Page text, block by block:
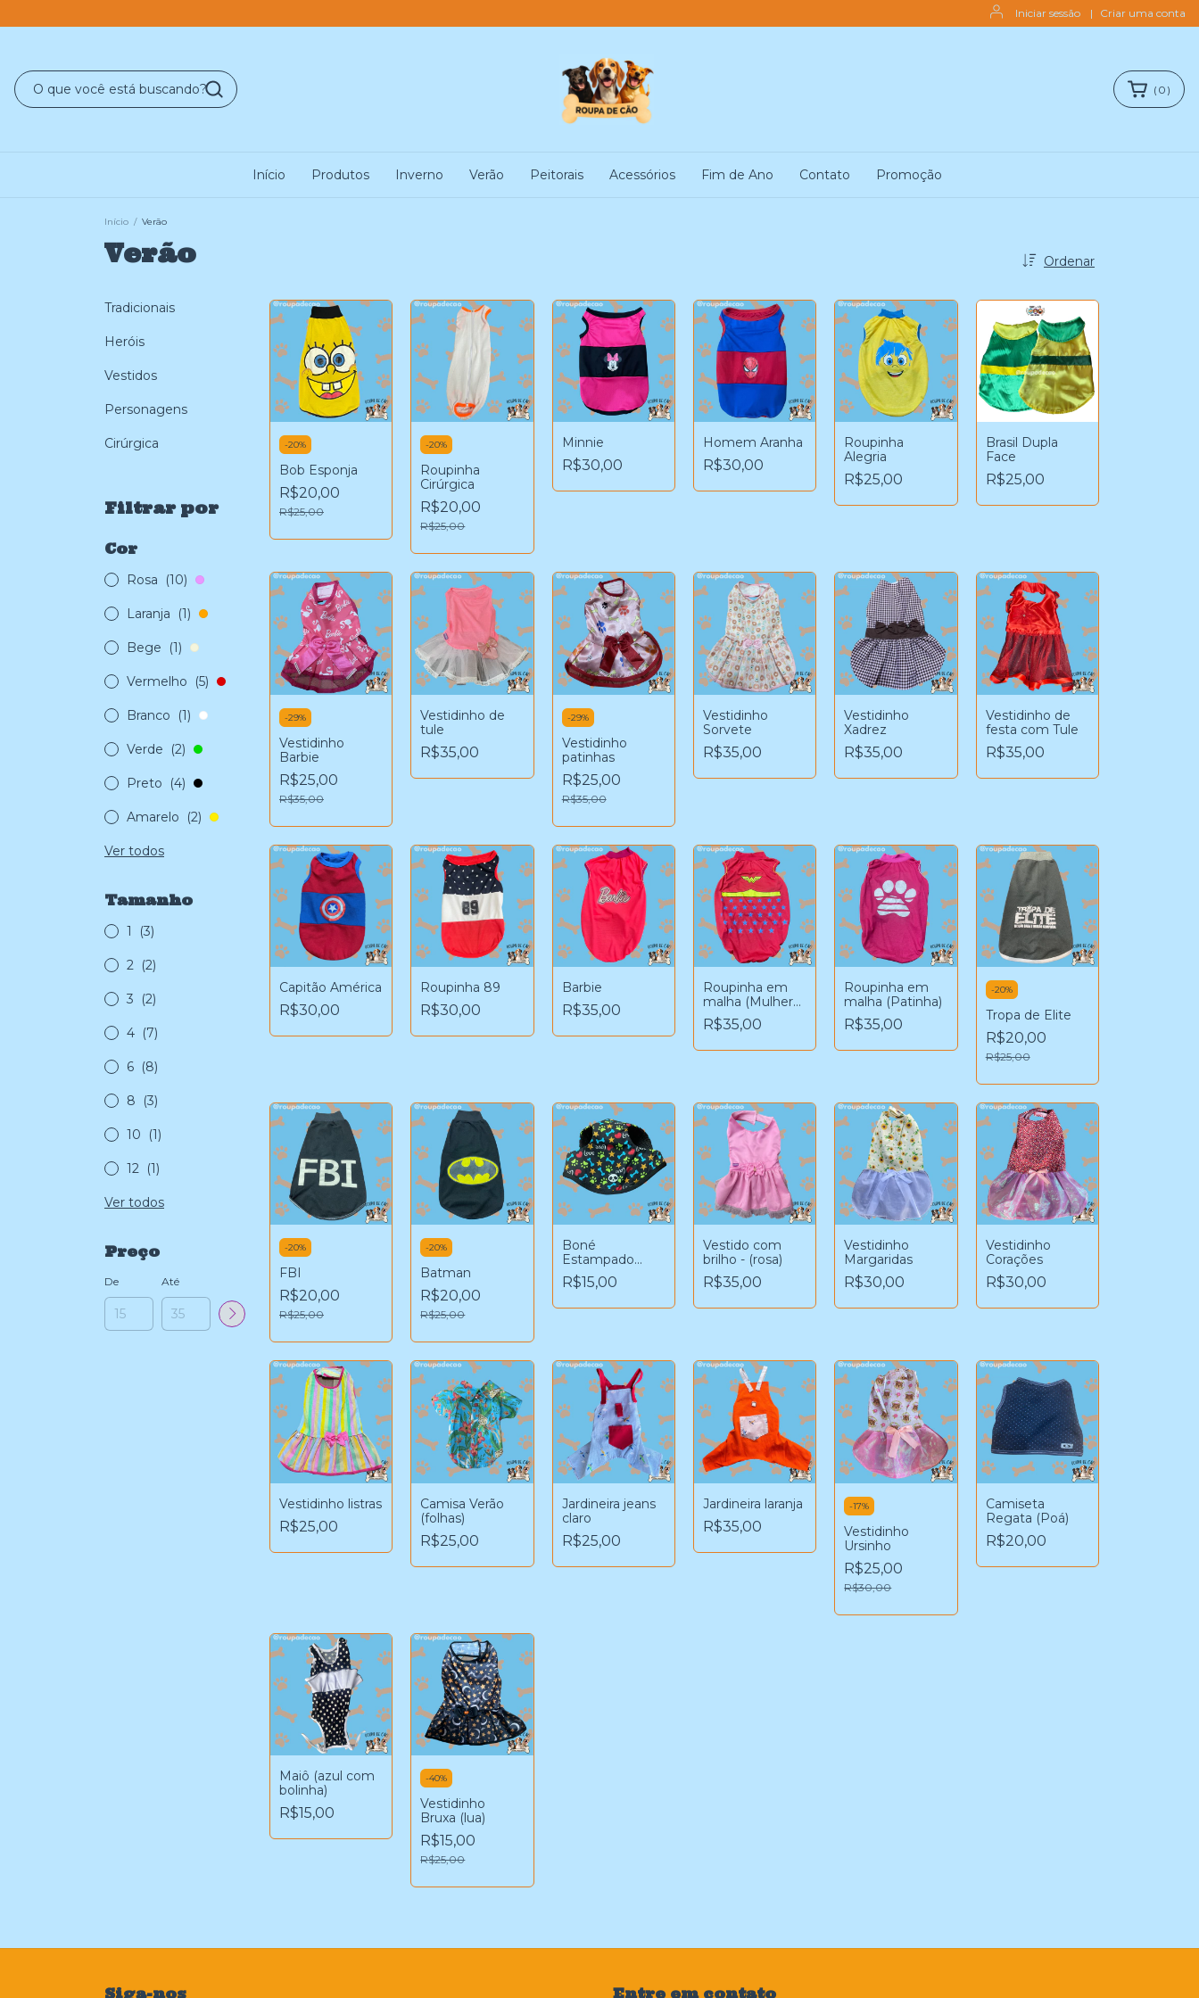
Iniciar sessão | Criar uma conta
( 0 )
Início Produtos Inverno Verão Peitorais Acessórios Fim de Ano Contato Promoção
Início / Verão
Verão Ordenar
Tradicionais
Heróis
Vestidos
Personagens
Cirúrgica
Filtrar por
Cor
Rosa (10)
Laranja (1)
Bege (1)
Vermelho (5)
Branco (1)
Verde (2)
Preto (4)
Amarelo (2)
Ver todos
Tamanho
1 (3)
2 (2)
3 (2)
4 (7)
6 (8)
8 (3)
10 (1)
12 (1)
Ver todos
Preço
De Até
-20%
Bob Esponja
R$20,00
R$25,00
-20%
Roupinha
Cirúrgica
R$20,00
R$25,00
Minnie
R$30,00
Homem Aranha
R$30,00
Roupinha
Alegria
R$25,00
Brasil Dupla
Face
R$25,00
-29%
Vestidinho
Barbie
R$25,00
R$35,00
Vestidinho de
tule
R$35,00
-29%
Vestidinho
patinhas
R$25,00
R$35,00
Vestidinho
Sorvete
R$35,00
Vestidinho
Xadrez
R$35,00
Vestidinho de
festa com Tule
R$35,00
Capitão América
R$30,00
Roupinha 89
R$30,00
Barbie
R$35,00
Roupinha em
malha (Mulher
Maravilha)
R$35,00
Roupinha em
malha (Patinha)
R$35,00
-20%
Tropa de Elite
R$20,00
R$25,00
-20%
FBI
R$20,00
R$25,00
-20%
Batman
R$20,00
R$25,00
Boné
Estampado
(Pandinha)
R$15,00
Vestido com
brilho - (rosa)
R$35,00
Vestidinho
Margaridas
R$30,00
Vestidinho
Corações
R$30,00
Vestidinho listras
R$25,00
Camisa Verão
(folhas)
R$25,00
Jardineira jeans
claro
R$25,00
Jardineira laranja
R$35,00
-17%
Vestidinho
Ursinho
R$25,00
R$30,00
Camiseta
Regata (Poá)
R$20,00
Maiô (azul com
bolinha)
R$15,00
-40%
Vestidinho
Bruxa (lua)
R$15,00
R$25,00
Siga-nos Entre em contato